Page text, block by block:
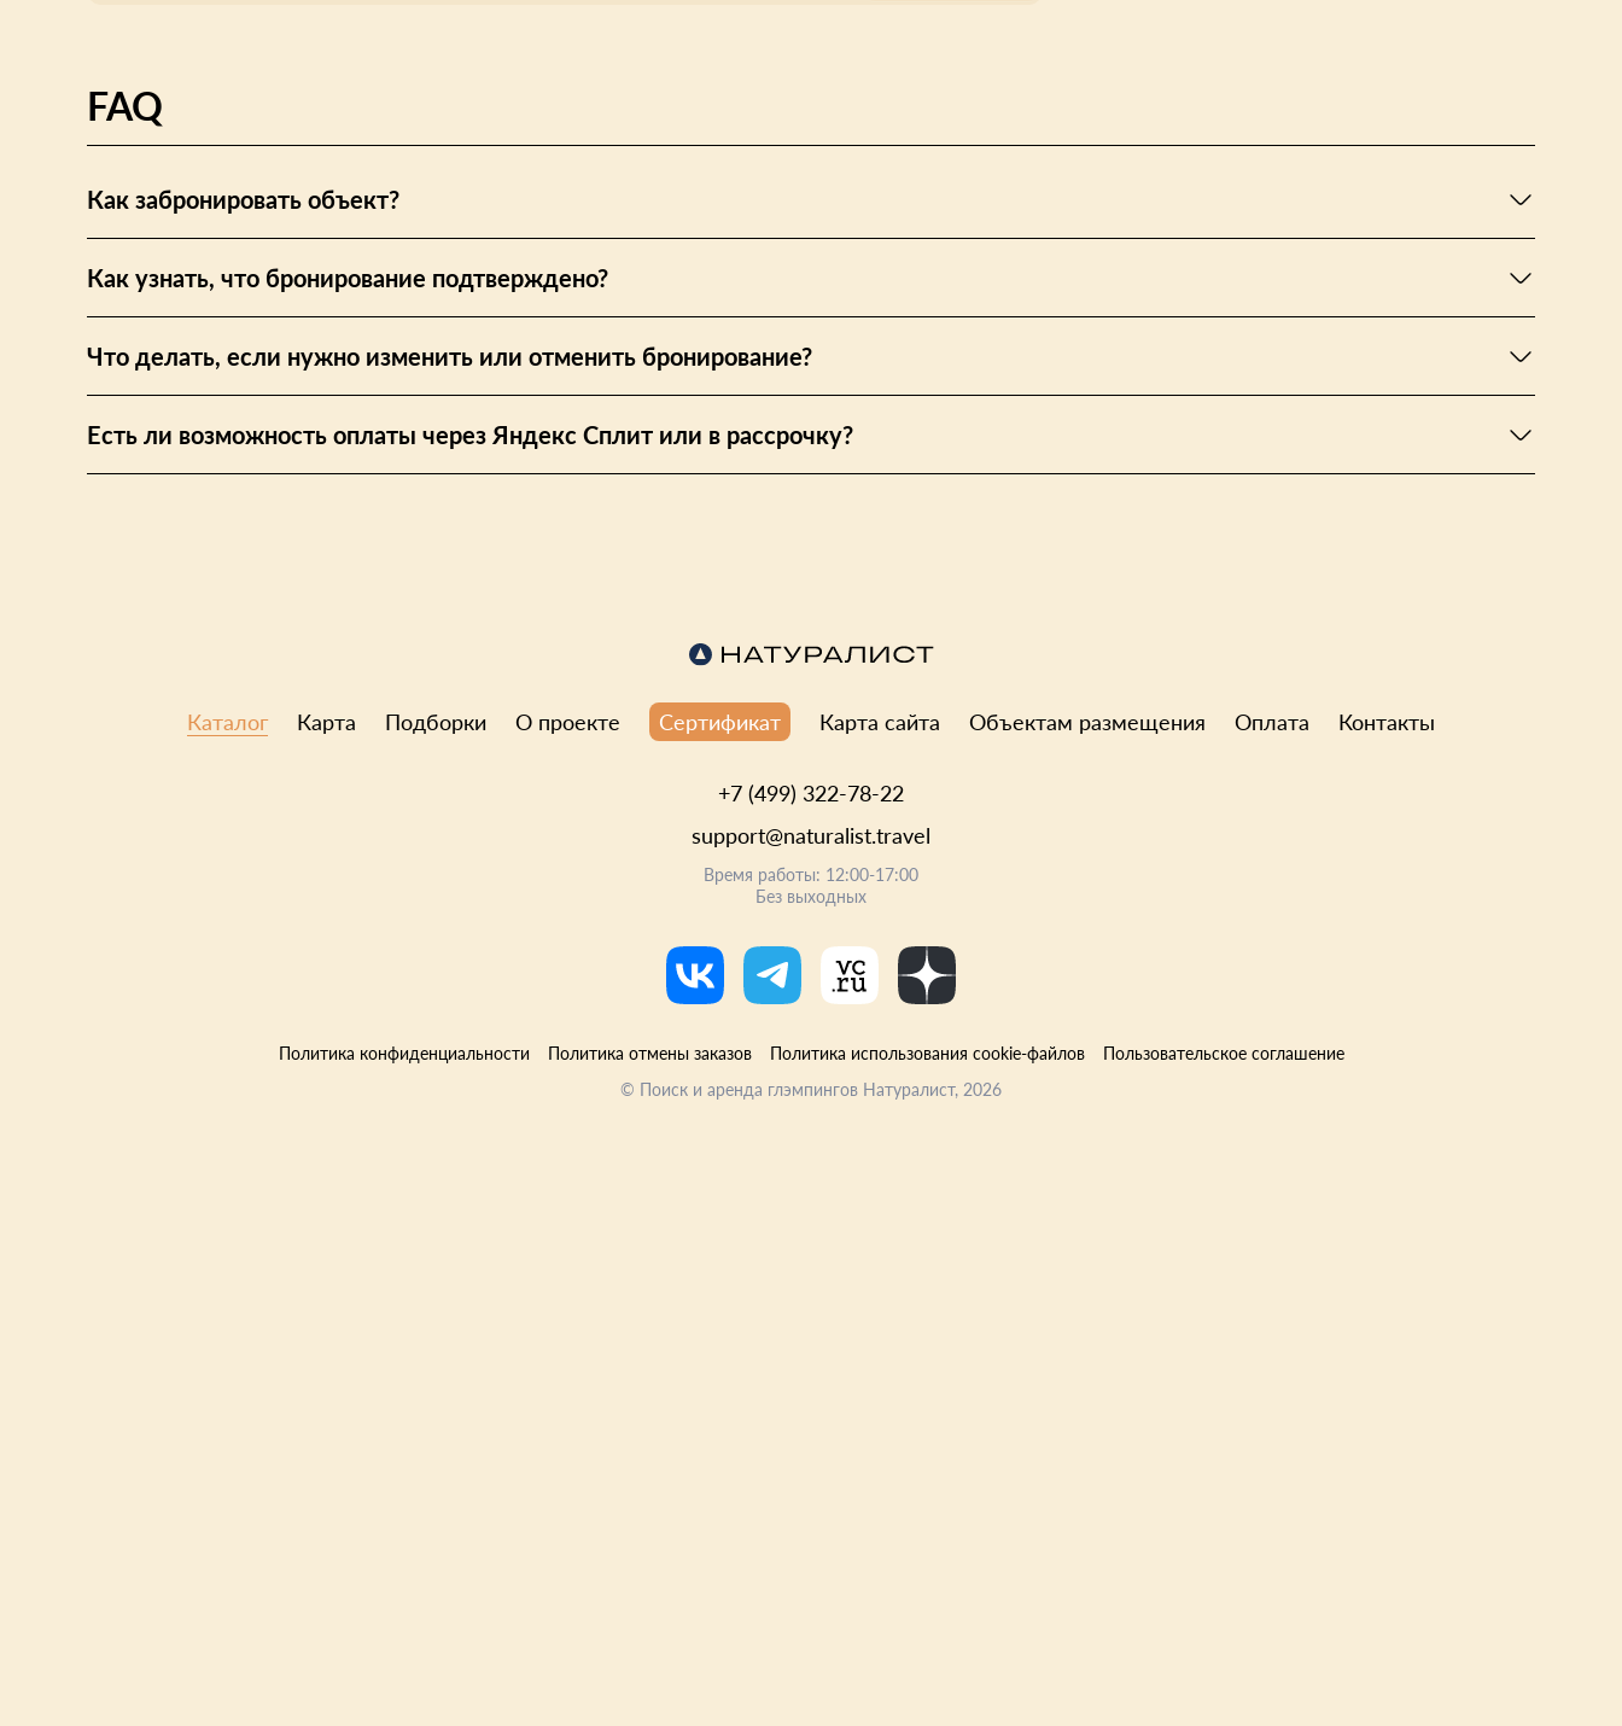
FAQ
Как забронировать объект?
Как узнать, что бронирование подтверждено?
Что делать, если нужно изменить или отменить бронирование?
Есть ли возможность оплаты через Яндекс Сплит или в рассрочку?
Каталог Карта Подборки О проекте Сертификат Карта сайта Объектам размещения Оплата Контакты
+7 (499) 322-78-22
support@naturalist.travel
Время работы: 12:00-17:00
Без выходных
Политика конфиденциальности Политика отмены заказов Политика использования cookie-файлов
Пользовательское соглашение
© Поиск и аренда глэмпингов Натуралист, 2026